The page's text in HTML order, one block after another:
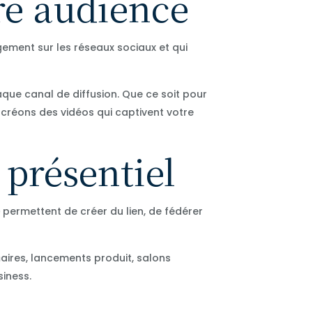
sur les réseaux sociaux et qui
canal de diffusion. Que ce soit pour
des vidéos qui captivent votre
de créer du lien, de fédérer
lancements produit, salons